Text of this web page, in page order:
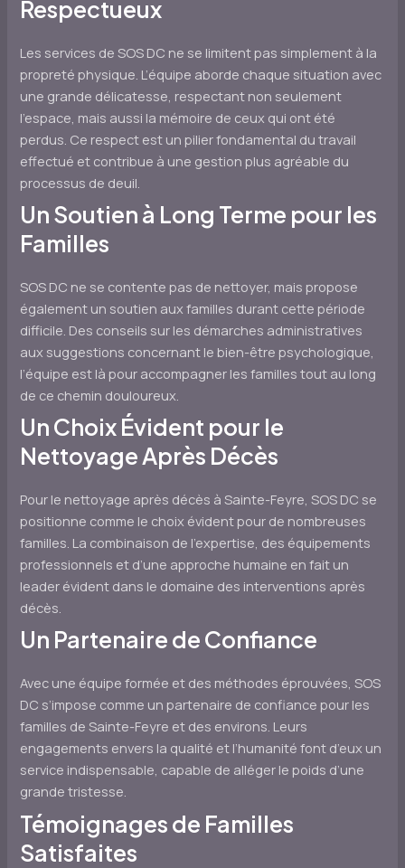
Respectueux
Les services de SOS DC ne se limitent pas simplement à la
propreté physique. L’équipe aborde chaque situation avec
une grande délicatesse, respectant non seulement
l’espace, mais aussi la mémoire de ceux qui ont été
perdus. Ce respect est un pilier fondamental du travail
effectué et contribue à une gestion plus agréable du
processus de deuil.
Un Soutien à Long Terme pour les
Familles
SOS DC ne se contente pas de nettoyer, mais propose
également un soutien aux familles durant cette période
difficile. Des conseils sur les démarches administratives
aux suggestions concernant le bien-être psychologique,
l’équipe est là pour accompagner les familles tout au long
de ce chemin douloureux.
Un Choix Évident pour le
Nettoyage Après Décès
Pour le nettoyage après décès à Sainte-Feyre, SOS DC se
positionne comme le choix évident pour de nombreuses
familles. La combinaison de l’expertise, des équipements
professionnels et d’une approche humaine en fait un
leader évident dans le domaine des interventions après
décès.
Un Partenaire de Confiance
Avec une équipe formée et des méthodes éprouvées, SOS
DC s’impose comme un partenaire de confiance pour les
familles de Sainte-Feyre et des environs. Leurs
engagements envers la qualité et l’humanité font d’eux un
service indispensable, capable de alléger le poids d’une
grande tristesse.
Témoignages de Familles
Satisfaites